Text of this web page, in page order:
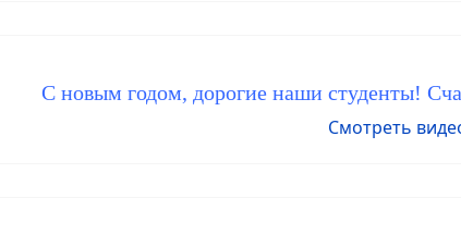
С новым годом, дорогие наши студенты!
Смотреть